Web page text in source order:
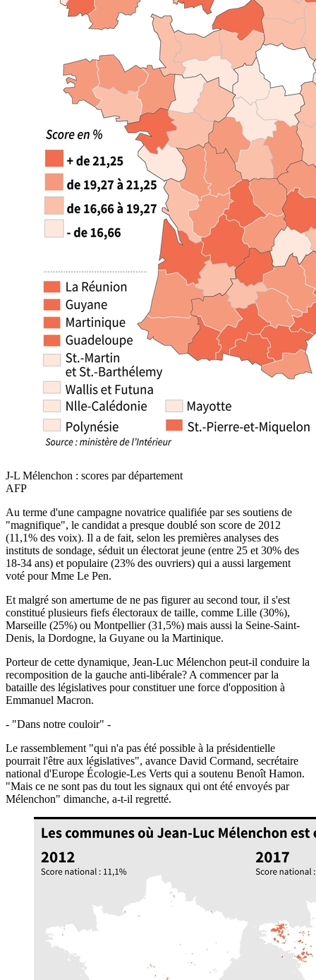
J-L Mélenchon : scores par département
AFP
Au terme d'une campagne novatrice qualifiée par ses soutiens de
"magnifique", le candidat a presque doublé son score de 2012
(11,1% des voix). Il a de fait, selon les premières analyses des
instituts de sondage, séduit un électorat jeune (entre 25 et 30% des
18-34 ans) et populaire (23% des ouvriers) qui a aussi largement
voté pour Mme Le Pen.
Et malgré son amertume de ne pas figurer au second tour, il s'est
constitué plusieurs fiefs électoraux de taille, comme Lille (30%),
Marseille (25%) ou Montpellier (31,5%) mais aussi la Seine-Saint-
Denis, la Dordogne, la Guyane ou la Martinique.
Porteur de cette dynamique, Jean-Luc Mélenchon peut-il conduire la
recomposition de la gauche anti-libérale? A commencer par la
bataille des législatives pour constituer une force d'opposition à
Emmanuel Macron.
- "Dans notre couloir" -
Le rassemblement "qui n'a pas été possible à la présidentielle
pourrait l'être aux législatives", avance David Cormand, secrétaire
national d'Europe Écologie-Les Verts qui a soutenu Benoît Hamon.
"Mais ce ne sont pas du tout les signaux qui ont été envoyés par
Mélenchon" dimanche, a-t-il regretté.